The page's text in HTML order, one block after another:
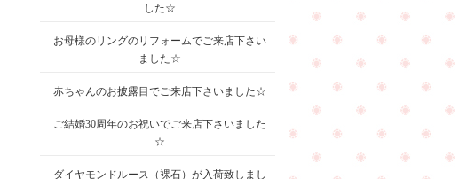
した☆
お母様のリングのリフォームでご来店下さい
ました☆
赤ちゃんのお披露目でご来店下さいました☆
ご結婚30周年のお祝いでご来店下さいました
☆
ダイヤモンドルース（裸石）が入荷致しまし